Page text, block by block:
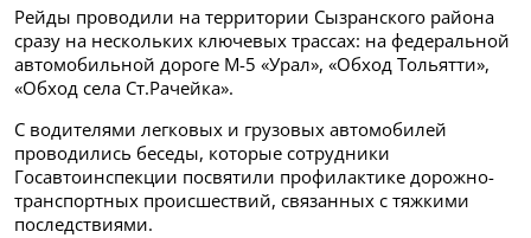
Рейды проводили на территории Сызранского района
сразу на нескольких ключевых трассах: на федеральной
автомобильной дороге М-5 «Урал», «Обход Тольятти»,
«Обход села Ст.Рачейка».
С водителями легковых и грузовых автомобилей
проводились беседы, которые сотрудники
Госавтоинспекции посвятили профилактике дорожно-
транспортных происшествий, связанных с тяжкими
последствиями.